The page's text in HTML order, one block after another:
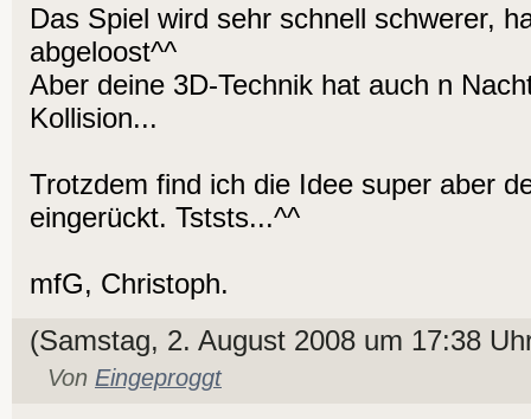
Das Spiel wird sehr schnell schwerer,
abgeloost^^
Aber deine 3D-Technik hat auch n
Kollision...
Trotzdem find ich die Idee super aber
eingerückt. Tststs...^^
mfG, Christoph.
(Samstag, 2. August 2008 um 17:38
Von Eingeproggt